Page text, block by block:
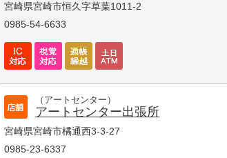
宮崎県宮崎市恒久字草葉1011-2
0985-54-6633
（アートセンター）
アートセンター出張所
宮崎県宮崎市橘通西3-3-27
0985-23-6337